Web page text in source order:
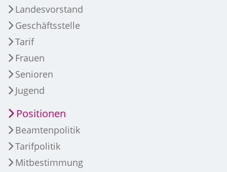
Landesvorstand
Geschäftsstelle
Tarif
Frauen
Senioren
Jugend
Positionen
Beamtenpolitik
Tarifpolitik
Mitbestimmung